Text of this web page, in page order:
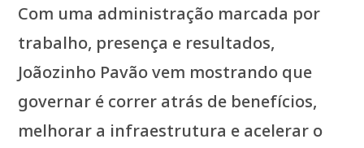
Com uma administração marcada por
trabalho, presença e resultados,
Joãozinho Pavão vem mostrando que
governar é correr atrás de benefícios,
melhorar a infraestrutura e acelerar o